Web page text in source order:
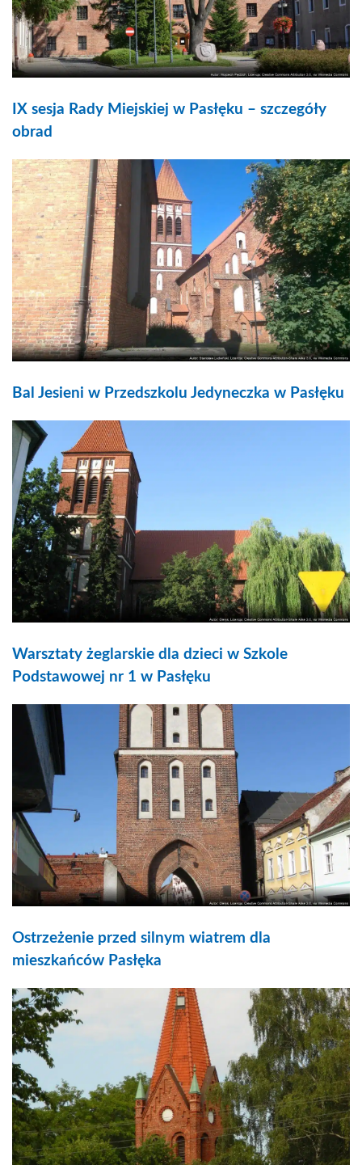
IX sesja Rady Miejskiej w Pasłęku – szczegóły
obrad
Bal Jesieni w Przedszkolu Jedyneczka w Pasłęku
Warsztaty żeglarskie dla dzieci w Szkole
Podstawowej nr 1 w Pasłęku
Ostrzeżenie przed silnym wiatrem dla
mieszkańców Pasłęka